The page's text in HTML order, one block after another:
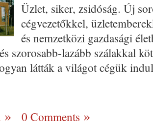
Üzlet, siker, zsidóság. Új
cégvezetőkkel,
és nemzetközi gazdasági
szorosabb-lazább szálakkal
látták a világot cégük
0 Comments